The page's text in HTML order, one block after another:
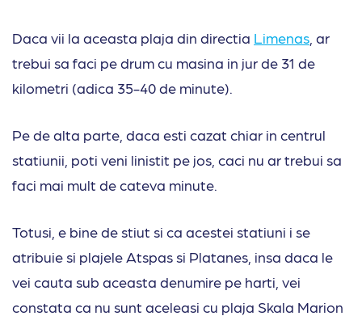
Daca vii la aceasta plaja din directia Limenas , ar
trebui sa faci pe drum cu masina in jur de 31 de
kilometri (adica 35-40 de minute).
Pe de alta parte, daca esti cazat chiar in centrul
statiunii, poti veni linistit pe jos, caci nu ar trebui sa
faci mai mult de cateva minute.
Totusi, e bine de stiut si ca acestei statiuni i se
atribuie si plajele Atspas si Platanes, insa daca le
vei cauta sub aceasta denumire pe harti, vei
constata ca nu sunt aceleasi cu plaja Skala Marion